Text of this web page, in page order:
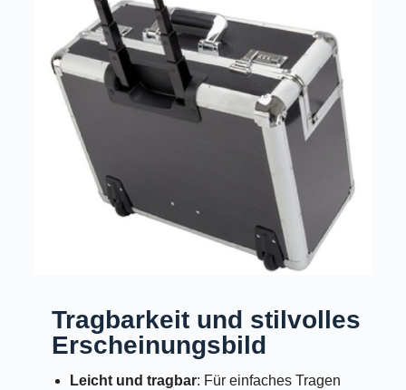
Tragbarkeit und stilvolles
Erscheinungsbild
Leicht und tragbar: Für einfaches Tragen